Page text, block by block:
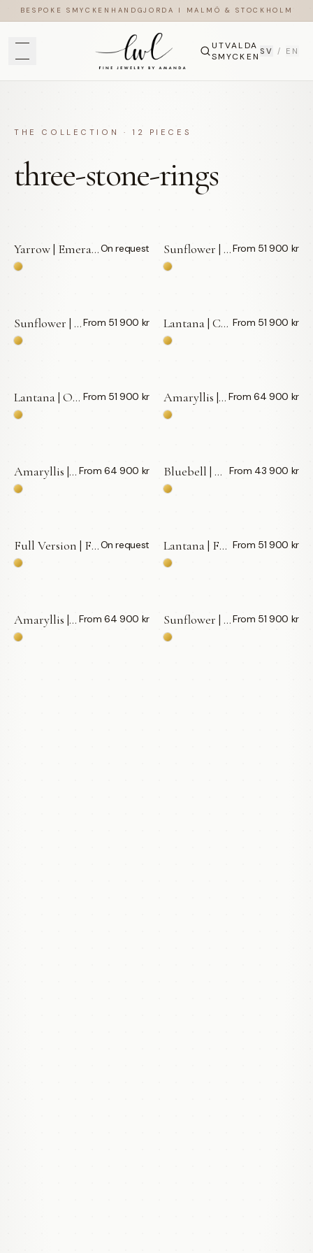
BESPOKE SMYCKEN HANDGJORDA I MALMÖ & STOCKHOLM
UTVALDA
SMYCKEN SV / EN
THE COLLECTION · 12 PIECES
three-stone-rings
BY APPOINTMENT
Yarrow | Emerald | Förlovningsring — LWLOn request Sunflower | Oval | Förlovningsring | 18k Guld — LWLFrom 51 900 kr
Sunflower | Cushion | Förlovningsring | 18k Guld — LWLFrom 51 900 kr Lantana | Cushion | Förlovningsring — LWL From 51 900 kr
Lantana | Oval | Förlovningsring — LWL From 51 900 kr Amaryllis | Oval | Förlovningsring | 18k Guld — LWL From 64 900 kr
Amaryllis | Cushion | Förlovningsring | 18k Guld — LWL From 64 900 kr Bluebell | Emerald | Förlovningsring — LWL From 43 900 kr
BY APPOINTMENT
Full Version | Förlovningsring — LWLOn request Lantana | Förlovningsring | 18k Guld — LWL From 51 900 kr
Amaryllis | Förlovningsring | 18k Guld — LWL From 64 900 kr Sunflower | Förlovningsring | 18k Guld — LWLFrom 51 900 kr